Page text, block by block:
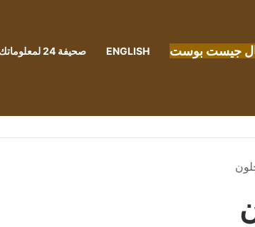
جيست بوست ENGLISH صحيفة 24 لمعلوماتك